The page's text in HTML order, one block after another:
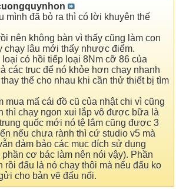
mình đã bỏ ra thì có lời khuyên thế
nên không bàn vì thấy cũng làm con
chạy lâu mới thấy nhược điểm.
có hồi tiếp loại 8Nm cỡ 86 của
các trục để nó khỏe hơn chạy nhanh
thế cho nhau khi cần thử thiết bị tìm
mua mấ cái đồ cũ của nhật chi vì cũng
thì chạy ngon xui lắp vô được bữa là
quốc mới nó tệ lắm cũng được 3
nếu chưa rành thì cứ studio v5 mà
đảm bảo các mục đích sử dụng
cơ bác làm nên nói vậy). Phần
rồi đấu là nó chạy thôi mà nếu đấu ko
cho bản vẽ đấu nối.